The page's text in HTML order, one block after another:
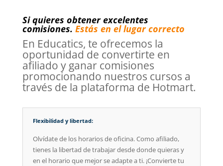
Si quieres obtener excelentes
comisiones. Estás en el lugar correcto
En Educatics, te ofrecemos la
oportunidad de convertirte en
afiliado y ganar comisiones
promocionando nuestros cursos a
través de la plataforma de Hotmart.
Flexibilidad y libertad:
Olvídate de los horarios de oficina. Como afiliado,
tienes la libertad de trabajar desde donde quieras y
en el horario que mejor se adapte a ti. ¡Convierte tu